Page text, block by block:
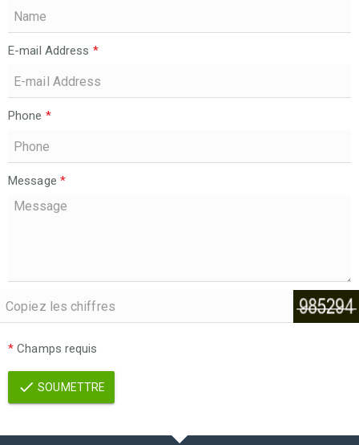
E-mail Address *
Phone *
Message *
* Champs requis
SOUMETTRE